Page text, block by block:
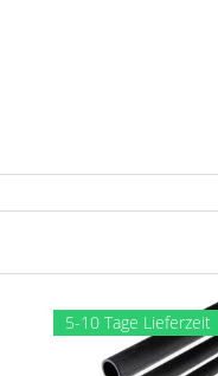
5-10 Tage Lieferzeit